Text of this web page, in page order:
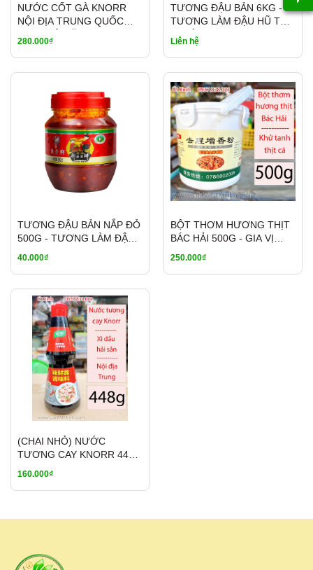
NƯỚC CỐT GÀ KNORR
NỘI ĐỊA TRUNG QUỐC
HẠNG
280.000₫
TƯƠNG ĐẬU BẢN 6KG -
TƯƠNG LÀM ĐẬU HŨ TỨ
XUYÊN
Liên hệ
TƯƠNG ĐẬU BẢN NẮP ĐỎ
500G - TƯƠNG LÀM ĐẬU
DOUBAN
40.000₫
BỘT THƠM HƯƠNG THỊT
BÁC HẢI 500G - GIA VỊ
250.000₫
(CHAI NHỎ) NƯỚC
TƯƠNG CAY KNORR 448G
160.000₫